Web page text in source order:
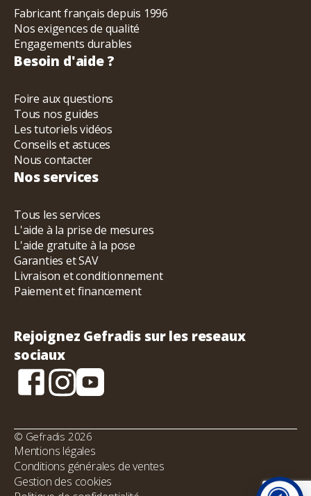
Fabricant français depuis 1996
Nos exigences de qualité
Engagements durables
Besoin d'aide ?
Foire aux questions
Tous nos guides
Les tutoriels vidéos
Conseils et astuces
Nous contacter
Nos services
Tous les services
L'aide à la prise de mesures
L'aide gratuite à la pose
Garanties et SAV
Livraison et conditionnement
Paiement et financement
Rejoignez Gefradis sur les reseaux
sociaux
© Gefradis 2026
Mentions légales
Conditions générales de ventes
Gestion des cookies